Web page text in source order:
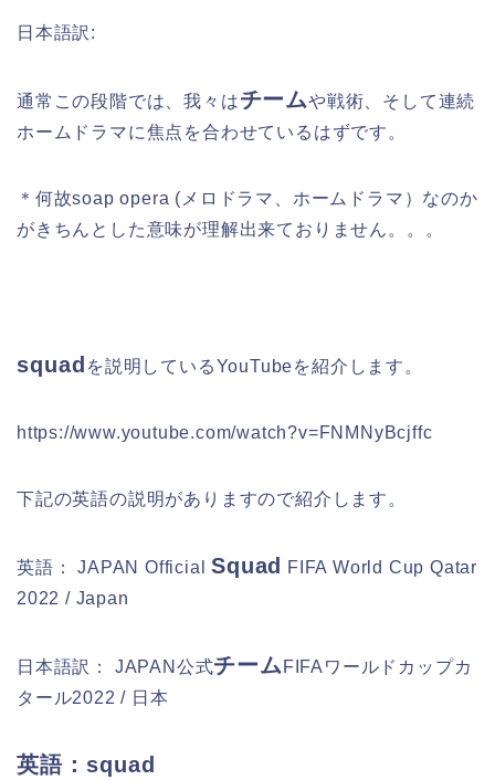
日本語訳:
通常この段階では、我々はチームや戦術、そして連続
ホームドラマに焦点を合わせているはずです。
＊何故soap opera (メロドラマ、ホームドラマ）なのか
がきちんとした意味が理解出来ておりません。。。
squad を説明しているYouTubeを紹介します。
https://www.youtube.com/watch?v=FNMNyBcjffc
下記の英語の説明がありますので紹介します。
英語： JAPAN OfficialSquad
FIFA World Cup Qatar
2022 / Japan
日本語訳： JAPAN公式チーム FIFAワールドカップカ
タール2022 / 日本
英語：squad